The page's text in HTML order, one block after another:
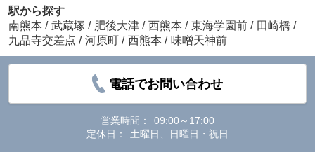
駅から探す
南熊本 / 武蔵塚 / 肥後大津 / 西熊本 / 東海学園前 / 田崎橋 /
九品寺交差点 / 河原町 / 西熊本 / 味噌天神前
電話でお問い合わせ
営業時間：
09:00～17:00
定休日：
土曜日、日曜日・祝日